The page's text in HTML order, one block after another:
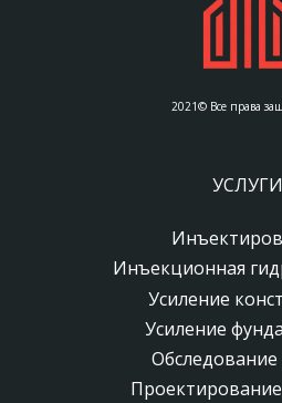
2021© Все права
УСЛУГИ
Инъекционная
Усиление
Усиление
Обследование